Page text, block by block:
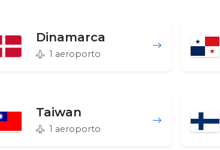
Dinamarca
1 aeroporto
Taiwan
1 aeroporto